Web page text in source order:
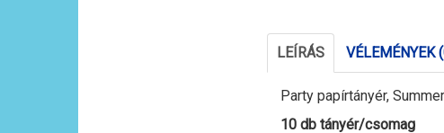
LEÍRÁS VÉLEMÉNYEK
Party papírtányér,
10 db tányér/csomag